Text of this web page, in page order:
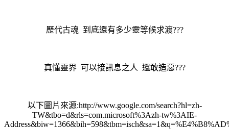
歷代古魂 到底還有多少靈等候求渡???
真懂靈界 可以接訊息之人 還敢造惡???
以下圖片來源:http://www.google.com/search?hl=zh-
TW&tbo=d&rls=com.microsoft%3Azh-tw%3AIE-